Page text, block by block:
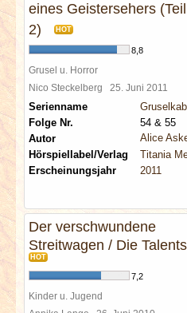
eines Geistersehers
2)
HOT
8,8
Grusel u. Horror
Nico Steckelberg 25. Juni 2011
Serienname
Folge Nr.
54 & 55
Autor
Alice
Hörspiellabel/Verlag
Titania
Erscheinungsjahr
2011
Der verschwundene
Streitwagen / Die
HOT
7,2
Kinder u. Jugend